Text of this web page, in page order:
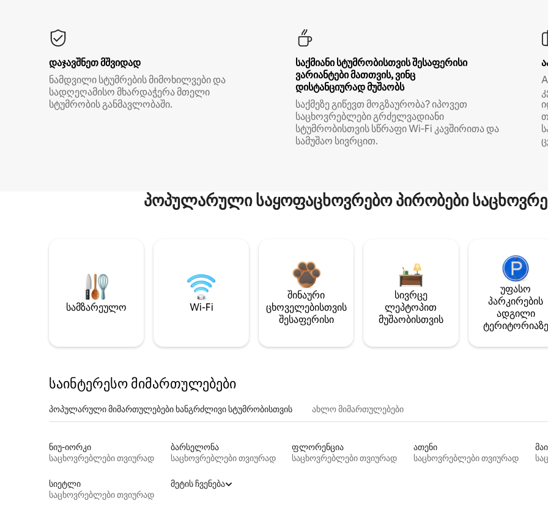
დაჯავშნეთ მშვიდად
ნამდვილი სტუმრების მიმოხილვები და
სადღეღამისო მხარდაჭერა მთელი
სტუმრობის განმავლობაში.
საქმიანი სტუმრობისთვის შესაფერისი
ვარიანტები მათთვის, ვინც
დისტანციურად მუშაობს
საქმეზე გიწევთ მოგზაურობა? იპოვეთ
საცხოვრებლები გრძელვადიანი
სტუმრობისთვის სწრაფი Wi‑Fi კავშირითა და
სამუშაო სივრცით.
პოპულარული საყოფაცხოვრებო პირობები
სამზარეულო Wi-Fi
შინაური
ცხოველებისთვის
შესაფერისი
სივრცე
ლეპტოპით
მუშაობისთვის
უფასო
პარკირების
ადგილი
ტერიტორიაზე
საინტერესო მიმართულებები
პოპულარული მიმართულებები ხანგრძლივი სტუმრობისთვის ახლო მიმართულებები
ნიუ-იორკი
საცხოვრებლები თვიურად
ბარსელონა
საცხოვრებლები თვიურად
ფლორენცია
საცხოვრებლები თვიურად
ათენი
საცხოვრებლები თვიურად
სიეტლი
საცხოვრებლები თვიურად
მეტის ჩვენება